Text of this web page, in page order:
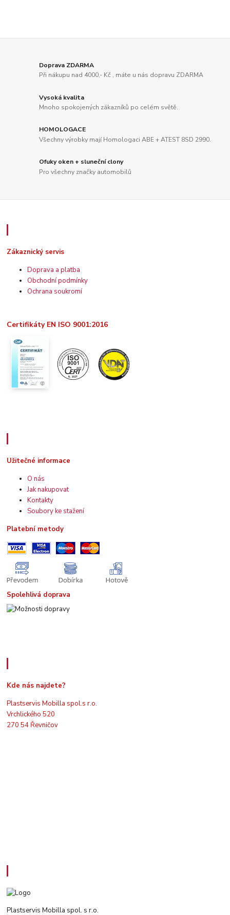
Doprava ZDARMA
Při nákupu nad 4000,- Kč , máte u nás dopravu ZDARMA
Vysoká kvalita
Mnoho spokojených zákazníků po celém světě.
HOMOLOGACE
Všechny výrobky mají Homologaci ABE + ATEST 8SD 2990.
Ofuky oken + sluneční clony
Pro všechny značky automobilů
Zákaznický servis
Doprava a platba
Obchodní podmínky
Ochrana soukromí
Certifikáty EN ISO 9001:2016
Užitečné informace
O nás
Jak nakupovat
Kontakty
Soubory ke stažení
Platební metody
Spolehlivá doprava
Kde nás najdete?
Plastservis Mobilla spol.s r.o.
Vrchlického 520
270 54 Řevničov
Plastservis Mobilla spol. s r.o.